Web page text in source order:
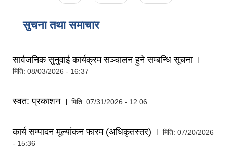
सुचना तथा समाचार
सार्वजनिक सुनुवाई कार्यक्रम सञ्चालन हुने सम्बन्धि सूचना ।
मिति: 08/03/2026 - 16:37
स्वत: प्रकाशन । मिति: 07/31/2026 - 12:06
कार्य सम्पादन मूल्यांकन फारम (अधिकृतस्तर) । मिति: 07/20/2026
- 15:36